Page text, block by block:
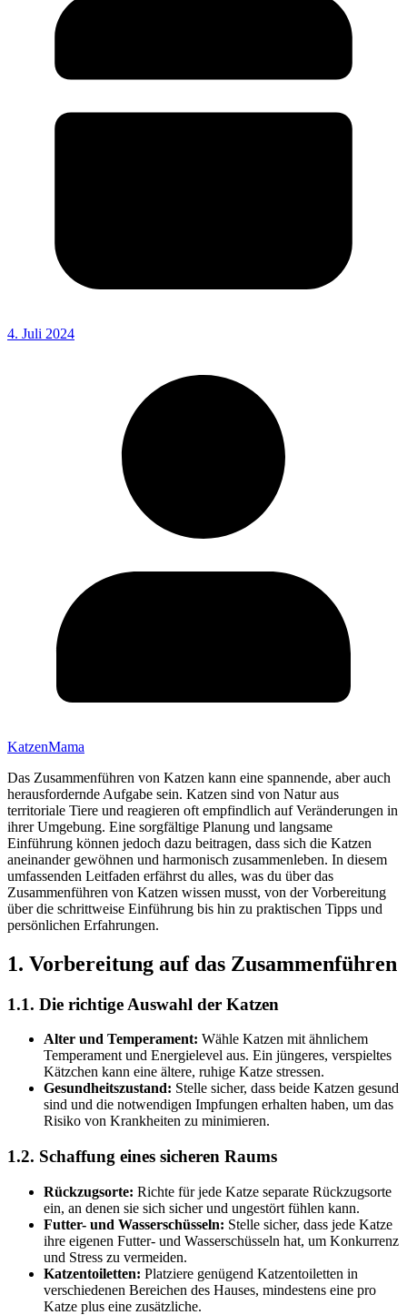
4. Juli 2024
KatzenMama
Das Zusammenführen von Katzen kann eine spannende, aber auch
herausfordernde Aufgabe sein. Katzen sind von Natur aus
territoriale Tiere und reagieren oft empfindlich auf Veränderungen in
ihrer Umgebung. Eine sorgfältige Planung und langsame
Einführung können jedoch dazu beitragen, dass sich die Katzen
aneinander gewöhnen und harmonisch zusammenleben. In diesem
umfassenden Leitfaden erfährst du alles, was du über das
Zusammenführen von Katzen wissen musst, von der Vorbereitung
über die schrittweise Einführung bis hin zu praktischen Tipps und
persönlichen Erfahrungen.
1. Vorbereitung auf das Zusammenführen
1.1. Die richtige Auswahl der Katzen
Alter und Temperament: Wähle Katzen mit ähnlichem
Temperament und Energielevel aus. Ein jüngeres, verspieltes
Kätzchen kann eine ältere, ruhige Katze stressen.
Gesundheitszustand: Stelle sicher, dass beide Katzen gesund
sind und die notwendigen Impfungen erhalten haben, um das
Risiko von Krankheiten zu minimieren.
1.2. Schaffung eines sicheren Raums
Rückzugsorte: Richte für jede Katze separate Rückzugsorte
ein, an denen sie sich sicher und ungestört fühlen kann.
Futter- und Wasserschüsseln: Stelle sicher, dass jede Katze
ihre eigenen Futter- und Wasserschüsseln hat, um Konkurrenz
und Stress zu vermeiden.
Katzentoiletten: Platziere genügend Katzentoiletten in
verschiedenen Bereichen des Hauses, mindestens eine pro
Katze plus eine zusätzliche.